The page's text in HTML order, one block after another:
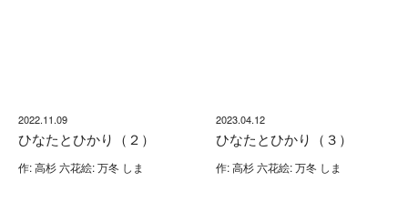
2022.11.09
ひなたとひかり（２）
作: 高杉 六花絵: 万冬 しま
2023.04.12
ひなたとひかり（３）
作: 高杉 六花絵: 万冬 しま